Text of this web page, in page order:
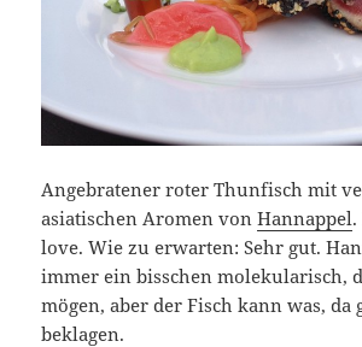
Angebratener roter Thunfisch mit
asiatischen Aromen vonHannappel
love. Wie zu erwarten: Sehr gut.
immer ein bisschen molekularisch,
mögen, aber der Fisch kann was, da
beklagen.